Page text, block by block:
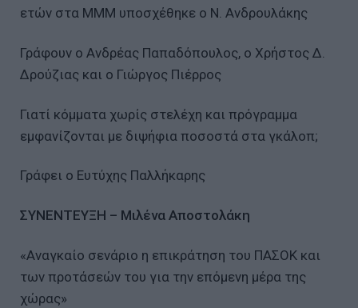
ετών στα ΜΜΜ υποσχέθηκε ο Ν. Ανδρουλάκης
Γράφουν ο Ανδρέας Παπαδόπουλος, ο Χρήστος Δ.
Δρούζιας και ο Γιώργος Πιέρρος
Γιατί κόμματα χωρίς στελέχη και πρόγραμμα
εμφανίζονται με διψήφια ποσοστά στα γκάλοπ;
Γράφει ο Ευτύχης Παλλήκαρης
ΣΥΝΕΝΤΕΥΞΗ – Μιλένα Αποστολάκη
«Αναγκαίο σενάριο η επικράτηση του ΠΑΣΟΚ και
των προτάσεών του για την επόμενη μέρα της
χώρας»